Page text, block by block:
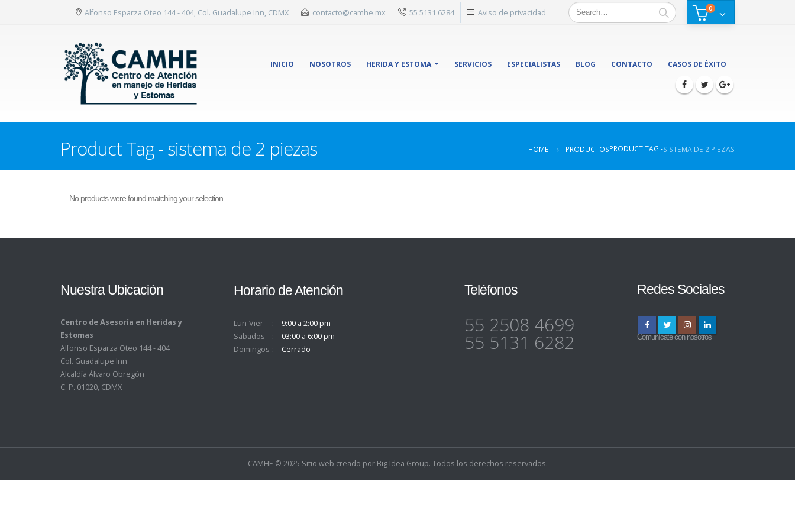
Alfonso Esparza Oteo 144 - 404, Col. Guadalupe Inn, CDMX contacto@camhe.mx 55 5131 6284 Aviso de privacidad 0
INICIO NOSOTROS HERIDA Y ESTOMA SERVICIOS ESPECIALISTAS BLOG CONTACTO CASOS DE ÉXITO
Product Tag - sistema de 2 piezas HOME PRODUCTOSPRODUCT TAG -SISTEMA DE 2 PIEZAS
No products were found matching your selection.
Nuestra Ubicación
Centro de Asesoría en Heridas y
Estomas
Alfonso Esparza Oteo 144 - 404
Col. Guadalupe Inn
Alcaldía Álvaro Obregón
C. P. 01020, CDMX
Horario de Atención
Lun-Vier
9:00 a 2:00 pm
Sabados
03:00 a 6:00 pm
Domingos
Cerrado
Teléfonos
55 2508 4699
55 5131 6282
Redes Sociales
Comunícate con nosotros
CAMHE © 2025 Sitio web creado por Big Idea Group. Todos los derechos reservados.